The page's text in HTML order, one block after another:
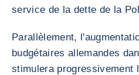
service de la dette de la
Parallèlement,
budgétaires allemandes
stimulera progressivement